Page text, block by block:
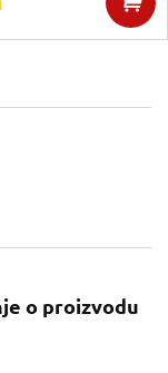
o proizvodu